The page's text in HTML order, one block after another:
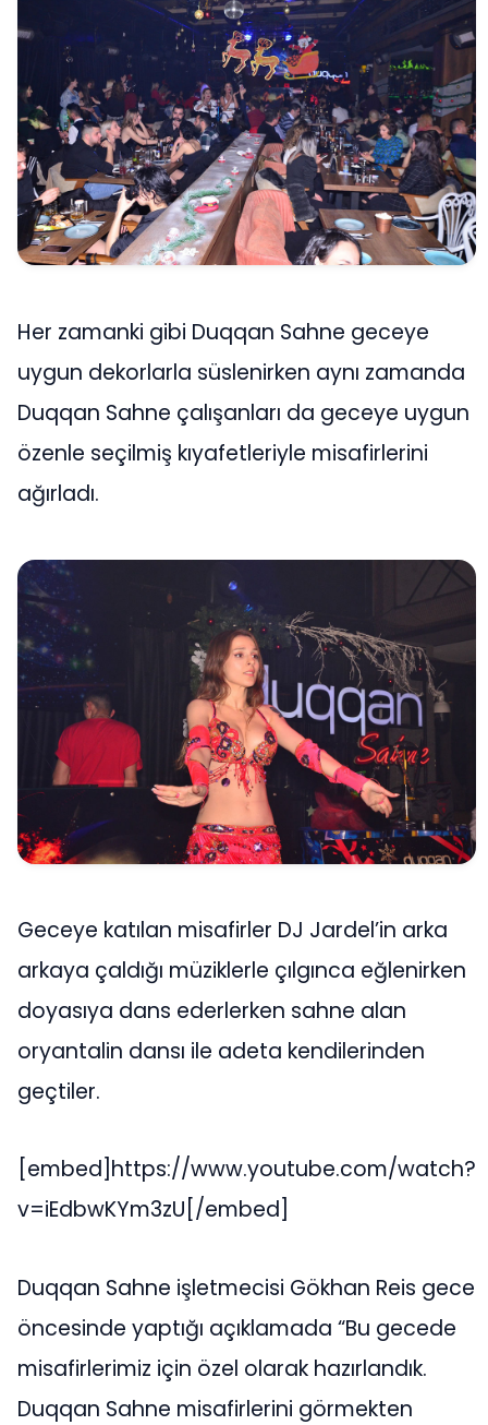
Her zamanki gibi Duqqan Sahne geceye
uygun dekorlarla süslenirken aynı zamanda
Duqqan Sahne çalışanları da geceye uygun
özenle seçilmiş kıyafetleriyle misafirlerini
ağırladı.
Geceye katılan misafirler DJ Jardel’in arka
arkaya çaldığı müziklerle çılgınca eğlenirken
doyasıya dans ederlerken sahne alan
oryantalin dansı ile adeta kendilerinden
geçtiler.
[embed]https://www.youtube.com/watch?
v=iEdbwKYm3zU[/embed]
Duqqan Sahne işletmecisi Gökhan Reis gece
öncesinde yaptığı açıklamada “Bu gecede
misafirlerimiz için özel olarak hazırlandık.
Duqqan Sahne misafirlerini görmekten